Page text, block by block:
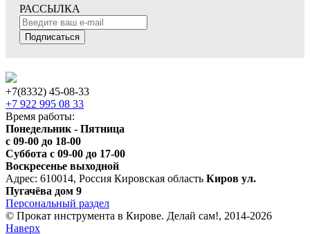
РАССЫЛКА
Подписаться
+7(8332) 45-08-33
+7 922 995 08 33
Время работы:
Понедельник - Пятница
с 09-00 до 18-00
Суббота с 09-00 до 17-00
Воскресенье выходной
Адрес: 610014, Россия Кировская область Киров ул.
Пугачёва дом 9
Персональный раздел
© Прокат инструмента в Кирове. Делай сам!, 2014-2026
Наверх